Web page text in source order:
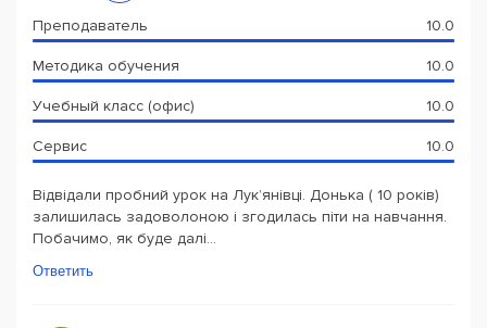
Преподаватель 10.0
Методика обучения 10.0
Учебный класс (офис) 10.0
Сервис 10.0
Відвідали пробний урок на Лук’янівці. Донька ( 10 років)
залишилась задоволоною і згодилась піти на навчання.
Побачимо, як буде далі...
Ответить